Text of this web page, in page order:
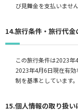
び見舞金を支払いません
14.旅行条件・旅行代金
この旅行条件は2023年
2023年4月6日現在有
制を基準としています。
15.個人情報の取り扱い